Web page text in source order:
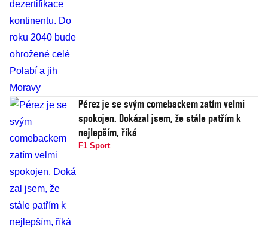
Pérez je se svým comebackem zatím velmi
spokojen. Dokázal jsem, že stále patřím k
nejlepším, říká
F1 Sport